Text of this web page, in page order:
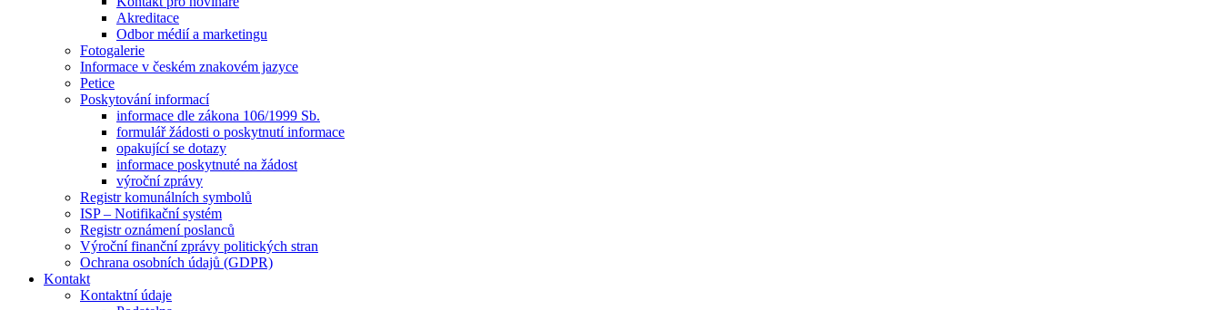
Akreditace
Odbor médií a marketingu
Fotogalerie
Informace v českém znakovém jazyce
Petice
Poskytování informací
informace dle zákona 106/1999 Sb.
formulář žádosti o poskytnutí informace
opakující se dotazy
informace poskytnuté na žádost
výroční zprávy
Registr komunálních symbolů
ISP – Notifikační systém
Registr oznámení poslanců
Výroční finanční zprávy politických stran
Ochrana osobních údajů (GDPR)
Kontakt
Kontaktní údaje